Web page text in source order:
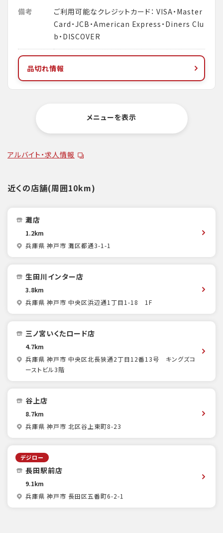
備考
ご利用可能なクレジットカード： VISA・Master
Card・JCB・American Express・Diners Clu
b・DISCOVER
品切れ情報
メニューを表示
アルバイト・求人情報
近くの店舗(周囲10km)
灘店
1.2km
兵庫県 神戸市 灘区都通3-1-1
生田川インター店
3.8km
兵庫県 神戸市 中央区浜辺通1丁目1-18 1F
三ノ宮いくたロード店
4.7km
兵庫県 神戸市 中央区北長狭通2丁目12番13号 キングズコ
ーストビル3階
谷上店
8.7km
兵庫県 神戸市 北区谷上東町8-23
デジロー
長田駅前店
9.1km
兵庫県 神戸市 長田区五番町6-2-1